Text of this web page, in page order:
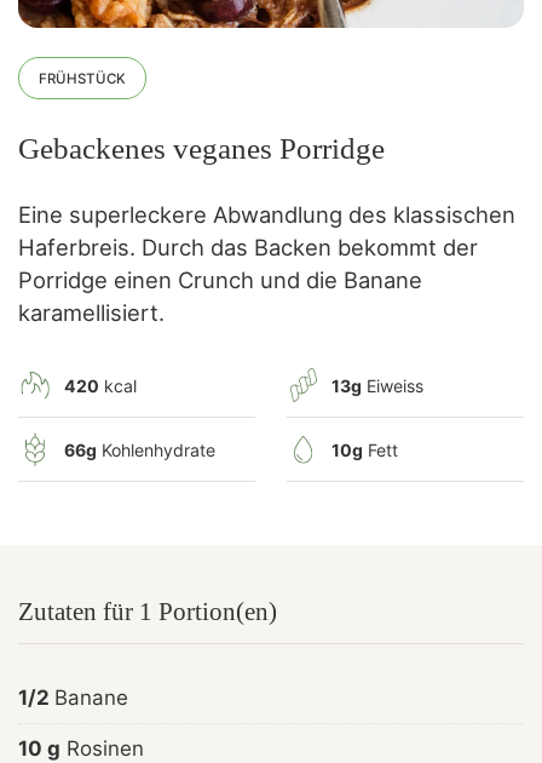
FRÜHSTÜCK
Gebackenes veganes Porridge
Eine superleckere Abwandlung des klassischen
Haferbreis. Durch das Backen bekommt der
Porridge einen Crunch und die Banane
karamellisiert.
420 kcal 13g Eiweiss
66g Kohlenhydrate 10g Fett
Zutaten für 1 Portion(en)
1/2 Banane
10 g Rosinen